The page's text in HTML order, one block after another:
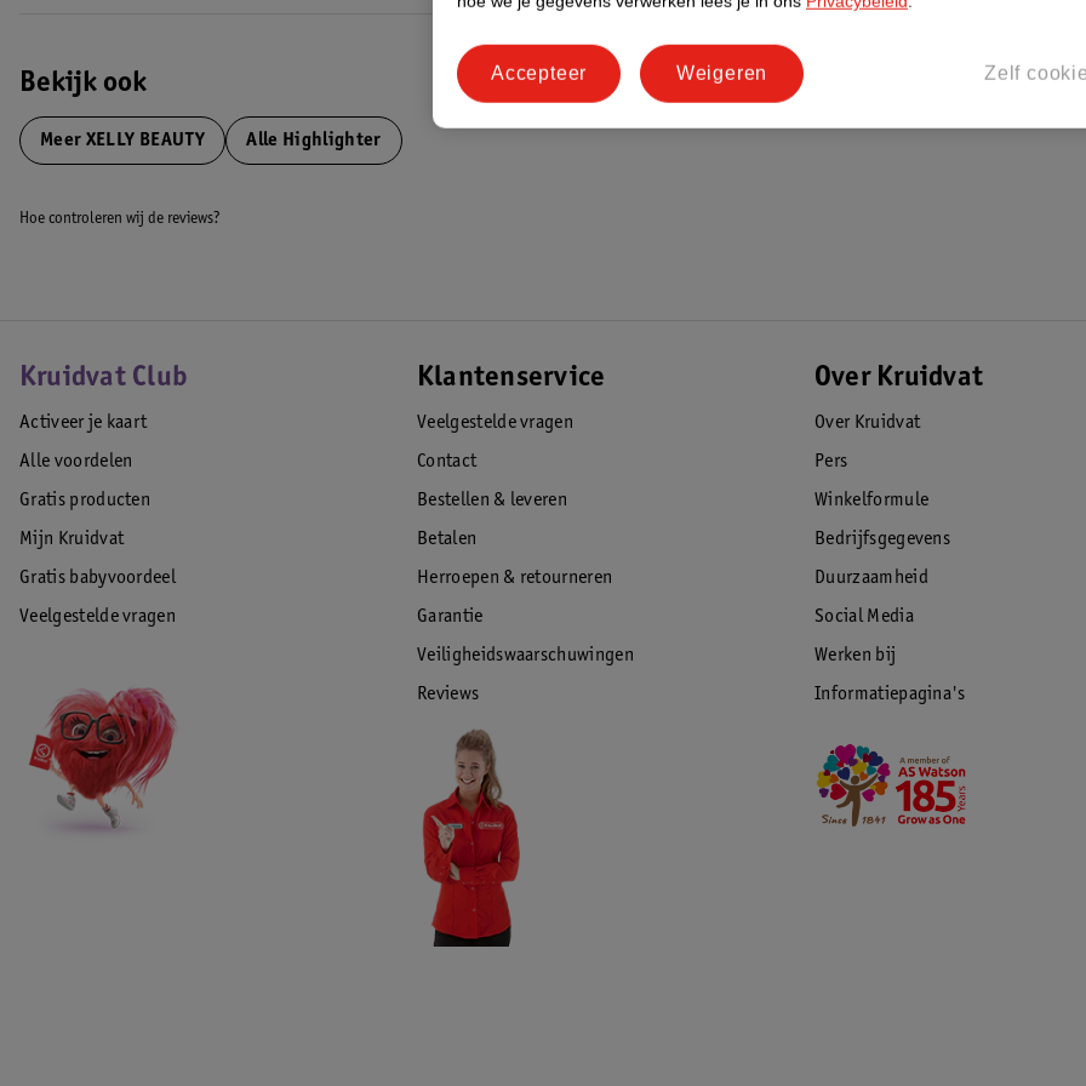
Bekijk ook
Meer XELLY BEAUTY Alle Highlighter
Hoe controleren wij de reviews?
Kruidvat Club
Activeer je kaart
Alle voordelen
Gratis producten
Mijn Kruidvat
Gratis babyvoordeel
Veelgestelde vragen
Klantenservice
Veelgestelde vragen
Contact
Bestellen & leveren
Betalen
Herroepen & retourneren
Garantie
Veiligheidswaarschuwingen
Reviews
Over Kruidvat
Over Kruidvat
Pers
Winkelformule
Bedrijfsgegevens
Duurzaamheid
Social Media
Werken bij
Informatiepagina's
Zelf
Weigeren
Accepteer